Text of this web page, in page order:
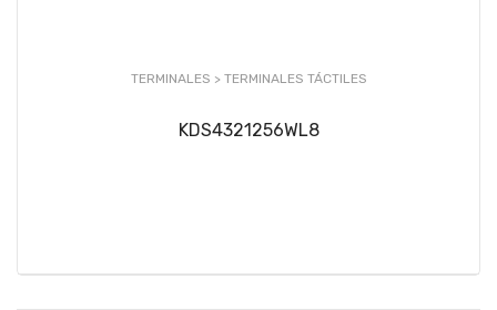
TERMINALES > TERMINALES TÁCTILES
KDS4321256WL8